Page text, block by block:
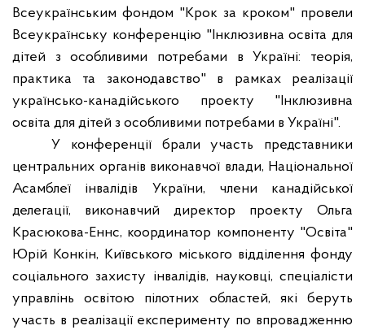
Всеукраїнським фондом "Крок за кроком" провели
Всеукраїнську конференцію "Інклюзивна освіта для
дітей з особливими потребами в Україні: теорія,
практика та законодавство" в рамках реалізації
українсько-канадійського проекту "Інклюзивна
освіта для дітей з особливими потребами в Україні".
У конференції брали участь представники
центральних органів виконавчої влади, Національної
Асамблеї інвалідів України, члени канадійської
делегації, виконавчий директор проекту Ольга
Красюкова-Еннс, координатор компоненту "Освіта"
Юрій Конкін, Київського міського відділення фонду
соціального захисту інвалідів, науковці, спеціалісти
управлінь освітою пілотних областей, які беруть
участь в реалізації експерименту по впровадженню